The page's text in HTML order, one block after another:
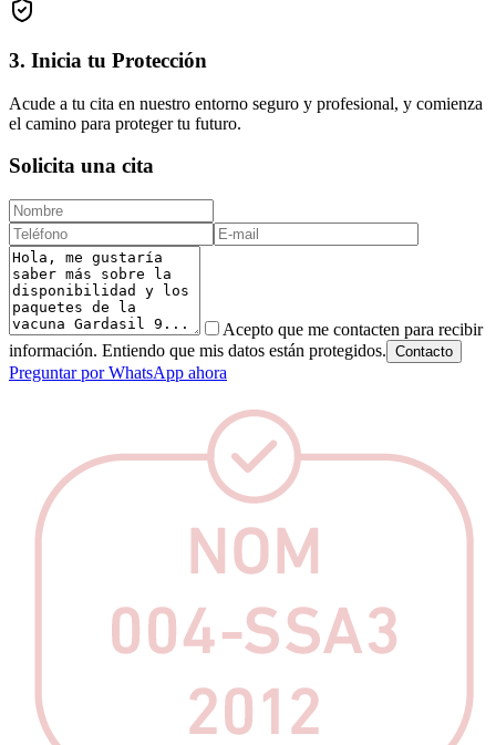
3. Inicia tu Protección
Acude a tu cita en nuestro entorno seguro y profesional, y comienza
el camino para proteger tu futuro.
Solicita una cita
Acepto que me contacten para recibir
información. Entiendo que mis datos están protegidos. Contacto
Preguntar por WhatsApp ahora